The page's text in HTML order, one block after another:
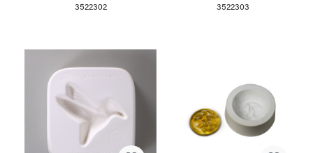
3522302 3522303